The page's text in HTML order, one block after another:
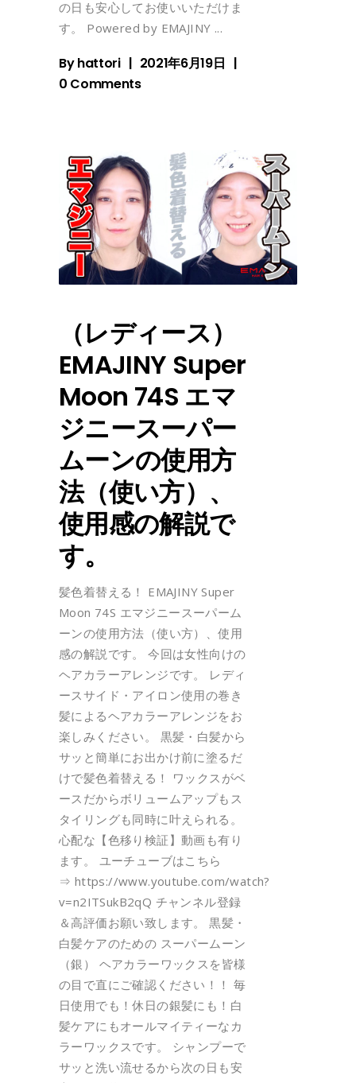
の日も安心してお使いいただけま
す。 Powered by EMAJINY
Byhattori
2021年6月19日
0 Comments
（レディース）
EMAJINY Super
Moon 74S エマ
ジニースーパー
ムーンの使用方
法（使い方）、
使用感の解説で
す。
髪色着替える！ EMAJINY Super
Moon 74S エマジニースーパーム
ーンの使用方法（使い方）、使用
感の解説です。 今回は女性向けの
ヘアカラーアレンジです。 レディ
ースサイド・アイロン使用の巻き
髪によるヘアカラーアレンジをお
楽しみください。 黒髪・白髪から
サッと簡単にお出かけ前に塗るだ
けで髪色着替える！ ワックスがベ
ースだからボリュームアップもス
タイリングも同時に叶えられる。
心配な【色移り検証】動画も有り
ます。 ユーチューブはこちら
⇒ https://www.youtube.com/watch?
v=n2ITSukB2qQ チャンネル登録
＆高評価お願い致します。 黒髪・
白髪ケアのための スーパームーン
（銀） ヘアカラーワックスを皆様
の目で直にご確認ください！！ 毎
日使用でも！休日の銀髪にも！白
髪ケアにもオールマイティーなカ
ラーワックスです。 シャンプーで
サッと洗い流せるから次の日も安